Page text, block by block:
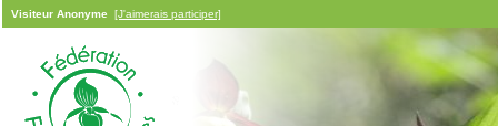
Visiteur Anonyme [J'aimerais participer]